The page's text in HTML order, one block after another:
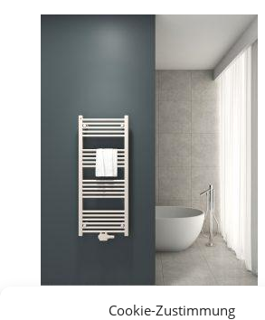
Cookie-Zustimmung